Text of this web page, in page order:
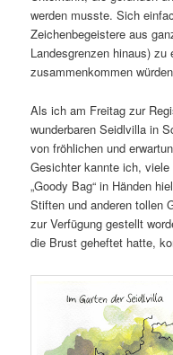
werden musste. Sich
Zeichenbegeistere aus
Landesgrenzen hinaus)
zusammenkommen
Als ich am Freitag zur
wunderbaren Seidlvilla in
von fröhlichen und
Gesichter kannte ich,
„Goody Bag“ in Händen
Stiften und anderen tollen
zur Verfügung gestellt
die Brust geheftet hatte,